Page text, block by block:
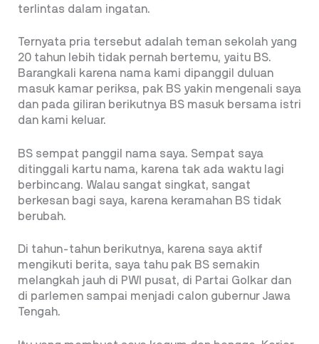
terlintas dalam ingatan.
Ternyata pria tersebut adalah teman sekolah yang
20 tahun lebih tidak pernah bertemu, yaitu BS.
Barangkali karena nama kami dipanggil duluan
masuk kamar periksa, pak BS yakin mengenali saya
dan pada giliran berikutnya BS masuk bersama istri
dan kami keluar.
BS sempat panggil nama saya. Sempat saya
ditinggali kartu nama, karena tak ada waktu lagi
berbincang. Walau sangat singkat, sangat
berkesan bagi saya, karena keramahan BS tidak
berubah.
Di tahun-tahun berikutnya, karena saya aktif
mengikuti berita, saya tahu pak BS semakin
melangkah jauh di PWI pusat, di Partai Golkar dan
di parlemen sampai menjadi calon gubernur Jawa
Tengah.